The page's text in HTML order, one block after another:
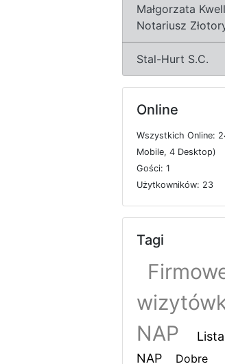
Małgorzata
Notariusz
Stal-Hurt S.C.
Online
Wszystkich Online:
Mobile, 4 Desktop)
Gości: 1
Użytkowników: 23
Tagi
NAP
Lista
NAP
Dobre